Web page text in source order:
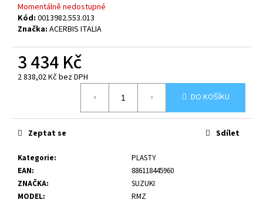
Momentálně nedostupné
Kód: 0013982.553.013
Značka: ACERBIS ITALIA
3 434 Kč
2 838,02 Kč bez DPH
DO KOŠÍKU
Kategorie:
PLASTY
EAN:
886118445960
ZNAČKA:
SUZUKI
MODEL:
RMZ
Zeptat se Sdílet
HLEDAT
D
o
r
u
u
m